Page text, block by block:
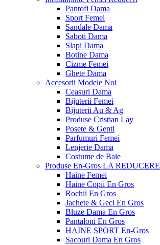
Pantofi Dama
Sport Femei
Sandale Dama
Saboti Dama
Slapi Dama
Botine Dama
Cizme Femei
Ghete Dama
Accesorii Modele Noi
Ceasuri Dama
Bijuterii Femei
Bijuterii Au & Ag
Produse Cristian Lay
Posete & Genti
Parfumuri Femei
Lenjerie Dama
Costume de Baie
Produse En-Gros LA REDUCERE
Haine Femei
Haine Copii En Gros
Rochii En Gros
Jachete & Geci En Gros
Bluze Dama En Gros
Pantaloni En Gros
HAINE SPORT En-Gros
Sacouri Dama En Gros